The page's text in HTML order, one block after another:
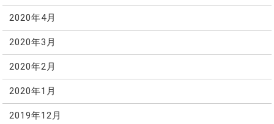
2020年4月
2020年3月
2020年2月
2020年1月
2019年12月